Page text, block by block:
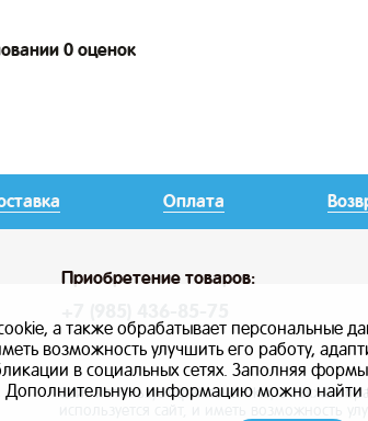
0 оценок
Оплата
Приобретение товаров:
Сайт использует файлы cookie, а также
используется сайт, и иметь возможность
а также обрабатывает персональные
возможность улучшить его работу,
в социальных сетях. Заполняя
информацию можно найти